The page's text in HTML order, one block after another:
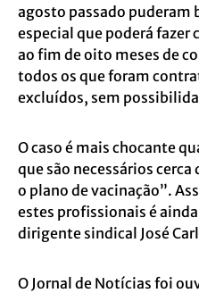
agosto passado puderam
especial que poderá
ao fim de oito meses de
todos os que foram
excluídos, sem
O caso é mais chocante
que são necessários
o plano de vacinação”.
estes profissionais é
dirigente sindical José
O Jornal de Notícias foi